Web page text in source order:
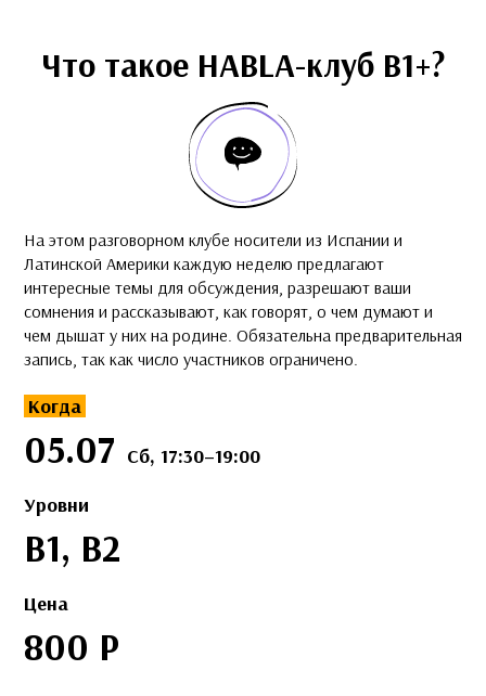
Что такое HABLA-клуб B1+?
На этом разговорном клубе носители из Испании и
Латинской Америки каждую неделю предлагают
интересные темы для обсуждения, разрешают ваши
сомнения и рассказывают, как говорят, о чем думают и
чем дышат у них на родине. Обязательна предварительная
запись, так как число участников ограничено.
Когда
05.07 Сб, 17:30–19:00
Уровни
B1, B2
Цена
800 Р